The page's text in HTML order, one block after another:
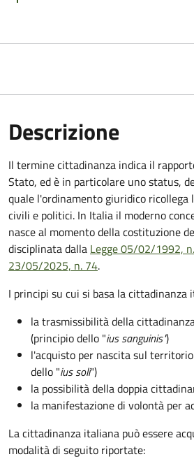
Descrizione
Il termine cittadinanza indica il
Stato, ed è in particolare uno status,
quale l'ordinamento giuridico ricollega
civili e politici. In Italia il moderno
nasce al momento della costituzione
disciplinata dalla Legge 05/02/1992,
23/05/2025, n. 74.
I principi su cui si basa la cittadinanza
la trasmissibilità della
(principio dello "ius sanguinis")
l'acquisto per nascita sul
dello "ius soli")
la possibilità della doppia
la manifestazione di volontà per
La cittadinanza italiana può essere
modalità di seguito riportate: